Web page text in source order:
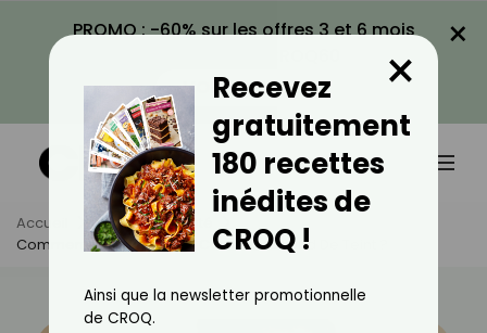
PROMO : -60% sur les offres 3 et 6 mois
VOIR LA PROMO
×
Accueil Actus
Beauté
Comment Bien Choisir Sa Couleur De Fond De Teint ?
Recevez
gratuitement
180 recettes
inédites de
CROQ !
×
Ainsi que la newsletter promotionnelle
de CROQ.